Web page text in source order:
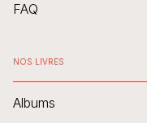
FAQ
NOS LIVRES
Albums